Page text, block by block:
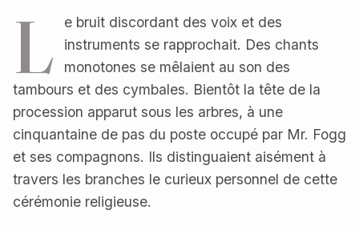
L
e bruit discordant des voix et des
instruments se rapprochait. Des chants
monotones se mêlaient au son des
tambours et des cymbales. Bientôt la tête de la
procession apparut sous les arbres, à une
cinquantaine de pas du poste occupé par Mr. Fogg
et ses compagnons. Ils distinguaient aisément à
travers les branches le curieux personnel de cette
cérémonie religieuse.